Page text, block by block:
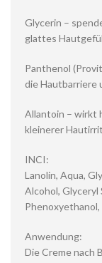
Glycerin –
glattes
Panthenol
die Hautbarriere
Allantoin – wirkt
kleinerer
INCI:
Lanolin, Aqua,
Alcohol, Glyceryl
Anwendung:
Die Creme nach